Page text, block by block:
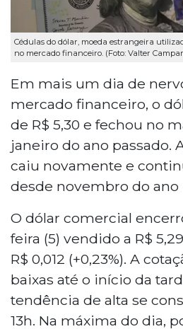
Cédulas do dólar, moeda estrangeira
no mercado financeiro. (Foto: Valter
Em mais um dia de
mercado financeiro, o
de R$ 5,30 e fechou no
janeiro do ano passado.
caiu novamente e
desde novembro do ano
O dólar comercial
feira (5) vendido a R$
R$ 0,012 (+0,23%). A
baixas até o início da
tendência de alta se
13h. Na máxima do dia,